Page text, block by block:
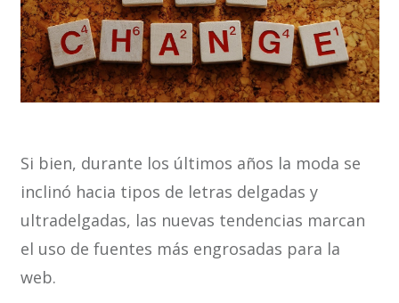
Si bien, durante los últimos años la moda se
inclinó hacia tipos de letras delgadas y
ultradelgadas, las nuevas tendencias marcan
el uso de fuentes más engrosadas para la
web.